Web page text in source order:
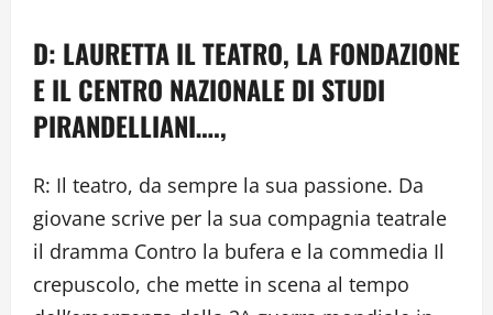
D: LAURETTA IL TEATRO, LA FONDAZIONE
E IL CENTRO NAZIONALE DI STUDI
PIRANDELLIANI….,
R: Il teatro, da sempre la sua passione. Da
giovane scrive per la sua compagnia teatrale
il dramma Contro la bufera e la commedia Il
crepuscolo, che mette in scena al tempo